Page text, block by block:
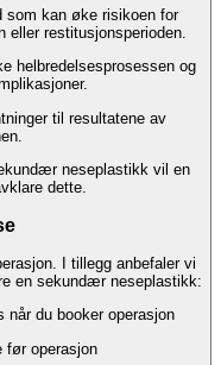
som kan øke risikoen for
eller restitusjonsperioden.
helbredelsesprosessen og
til resultatene av
neseplastikk vil en
dette.
I tillegg anbefaler vi
en sekundær neseplastikk:
når du booker operasjon
før operasjon